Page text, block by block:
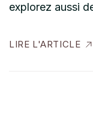
explorez aussi
LIRE L'ARTICLE